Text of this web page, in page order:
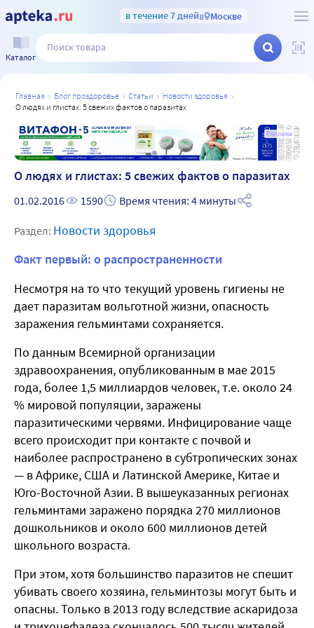
в течение 7 днейв Москве
Каталог
главная блог проздоровье статьи
новости здоровья
о людях и глистах: 5 свежих фактов о паразитах
Реклама
О людях и глистах: 5 свежих фактов о паразитах
01.02.2016 1590 Время чтения: 4 минуты
Раздел: Новости здоровья
Факт первый: о распространенности
Несмотря на то что текущий уровень гигиены не
дает паразитам вольготной жизни, опасность
заражения гельминтами сохраняется.
По данным Всемирной организации
здравоохранения, опубликованным в мае 2015
года, более 1,5 миллиардов человек, т.е. около 24
% мировой популяции, заражены
паразитическими червями. Инфицирование чаще
всего происходит при контакте с почвой и
наиболее распространено в субтропических зонах
— в Африке, США и Латинской Америке, Китае и
Юго-Восточной Азии. В вышеуказанных регионах
гельминтами заражено порядка 270 миллионов
дошкольников и около 600 миллионов детей
школьного возраста.
При этом, хотя большинство паразитов не спешит
убивать своего хозяина, гельминтозы могут быть и
опасны. Только в 2013 году вследствие аскаридоза